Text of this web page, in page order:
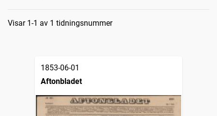
Sökresultat
Visar 1-1 av 1 tidningsnummer
1853-06-01
Aftonbladet